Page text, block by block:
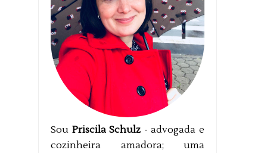
Sou Priscila Schulz - advogada e
cozinheira amadora; uma